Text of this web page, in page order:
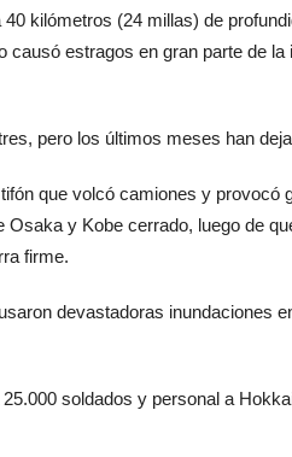
kilómetros (24 millas) de
estragos en gran parte de
pero los últimos meses han
que volcó camiones y provocó
y Kobe cerrado, luego de
firme.
devastadoras inundaciones
soldados y personal a